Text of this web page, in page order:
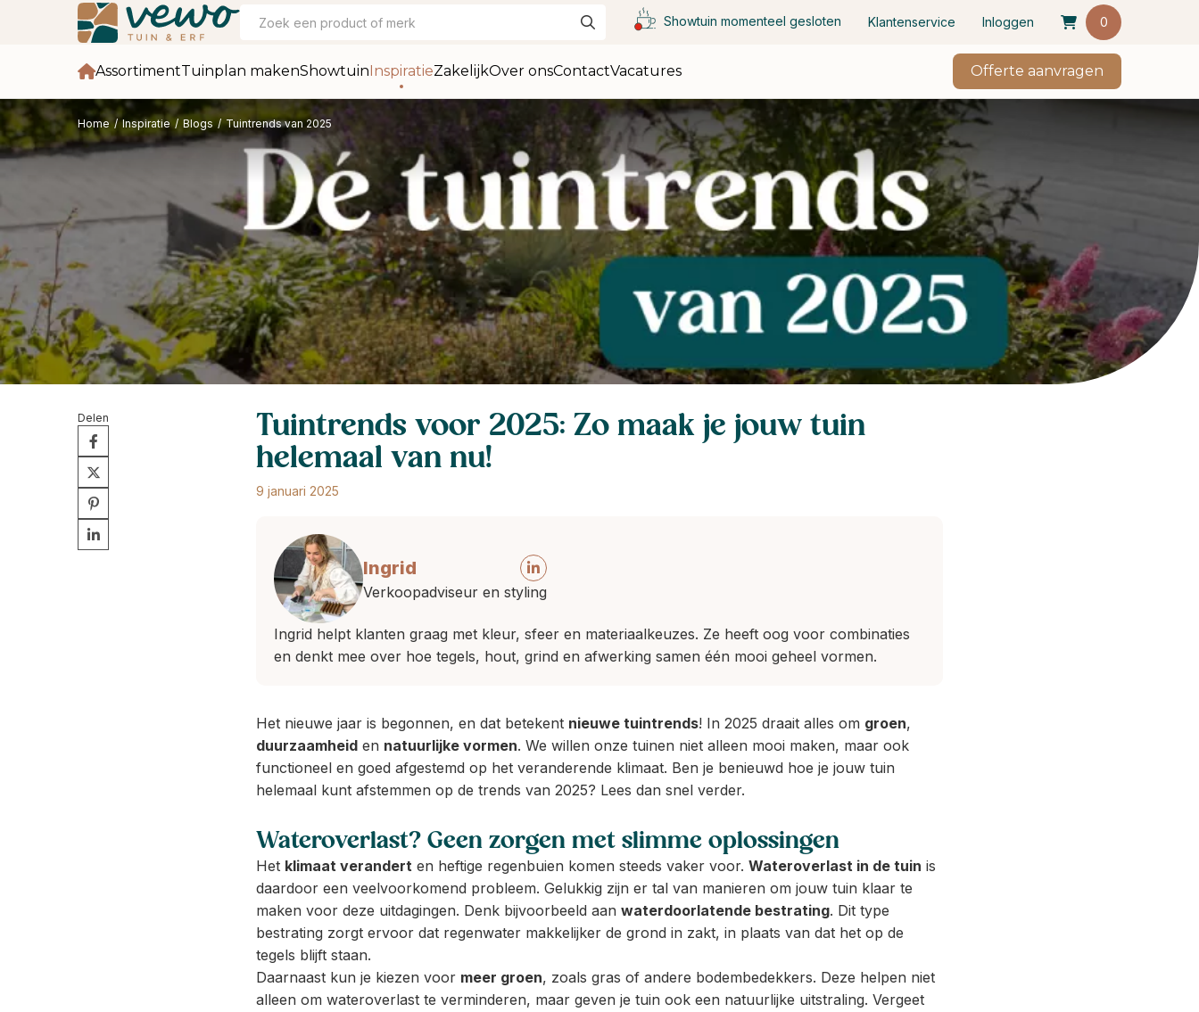
Showtuin momenteel gesloten Klantenservice Inloggen 0
AssortimentTuinplan makenShowtuinInspiratieZakelijkOver onsContactVacatures Offerte aanvragen
Home / Inspiratie / Blogs / Tuintrends van 2025
Delen
Tuintrends voor 2025: Zo maak je jouw tuin
helemaal van nu!
9 januari 2025
Ingrid
Verkoopadviseur en styling
Ingrid helpt klanten graag met kleur, sfeer en materiaalkeuzes. Ze heeft oog voor combinaties
en denkt mee over hoe tegels, hout, grind en afwerking samen één mooi geheel vormen.
Het nieuwe jaar is begonnen, en dat betekent nieuwe tuintrends! In 2025 draait alles om groen,
duurzaamheid en natuurlijke vormen. We willen onze tuinen niet alleen mooi maken, maar ook
functioneel en goed afgestemd op het veranderende klimaat. Ben je benieuwd hoe je jouw tuin
helemaal kunt afstemmen op de trends van 2025? Lees dan snel verder.
Wateroverlast? Geen zorgen met slimme oplossingen
Het klimaat verandert en heftige regenbuien komen steeds vaker voor. Wateroverlast in de tuin is
daardoor een veelvoorkomend probleem. Gelukkig zijn er tal van manieren om jouw tuin klaar te
maken voor deze uitdagingen. Denk bijvoorbeeld aan waterdoorlatende bestrating. Dit type
bestrating zorgt ervoor dat regenwater makkelijker de grond in zakt, in plaats van dat het op de
tegels blijft staan.
Daarnaast kun je kiezen voor meer groen, zoals gras of andere bodembedekkers. Deze helpen niet
alleen om wateroverlast te verminderen, maar geven je tuin ook een natuurlijke uitstraling. Vergeet